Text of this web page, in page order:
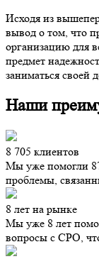
Исходя из
вывод о том, что
организацию для
предмет
заниматься своей
Наши
8 705 клиентов
Мы уже помогли
проблемы,
8 лет на рынке
Мы уже 8 лет
вопросы с СРО,